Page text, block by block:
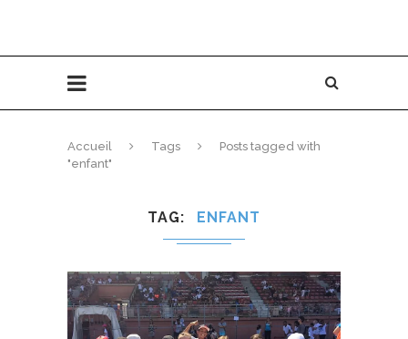
Accueil Tags
Posts tagged with
"enfant"
TAG ENFANT